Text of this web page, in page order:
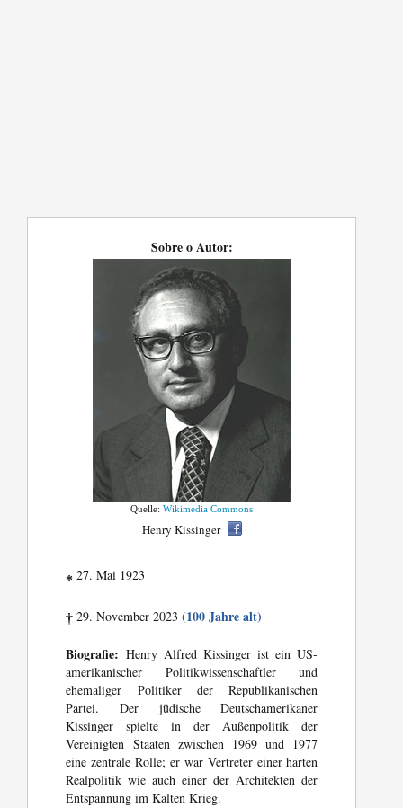
Sobre o Autor:
Quelle:Wikimedia Commons
Henry Kissinger
* 27. Mai 1923
† 29. November 2023(100 Jahre alt)
Biografie: Henry Alfred Kissinger ist ein US-
amerikanischer Politikwissenschaftler und
ehemaliger Politiker der Republikanischen
Partei. Der jüdische Deutschamerikaner
Kissinger spielte in der Außenpolitik der
Vereinigten Staaten zwischen 1969 und 1977
eine zentrale Rolle; er war Vertreter einer harten
Realpolitik wie auch einer der Architekten der
Entspannung im Kalten Krieg.